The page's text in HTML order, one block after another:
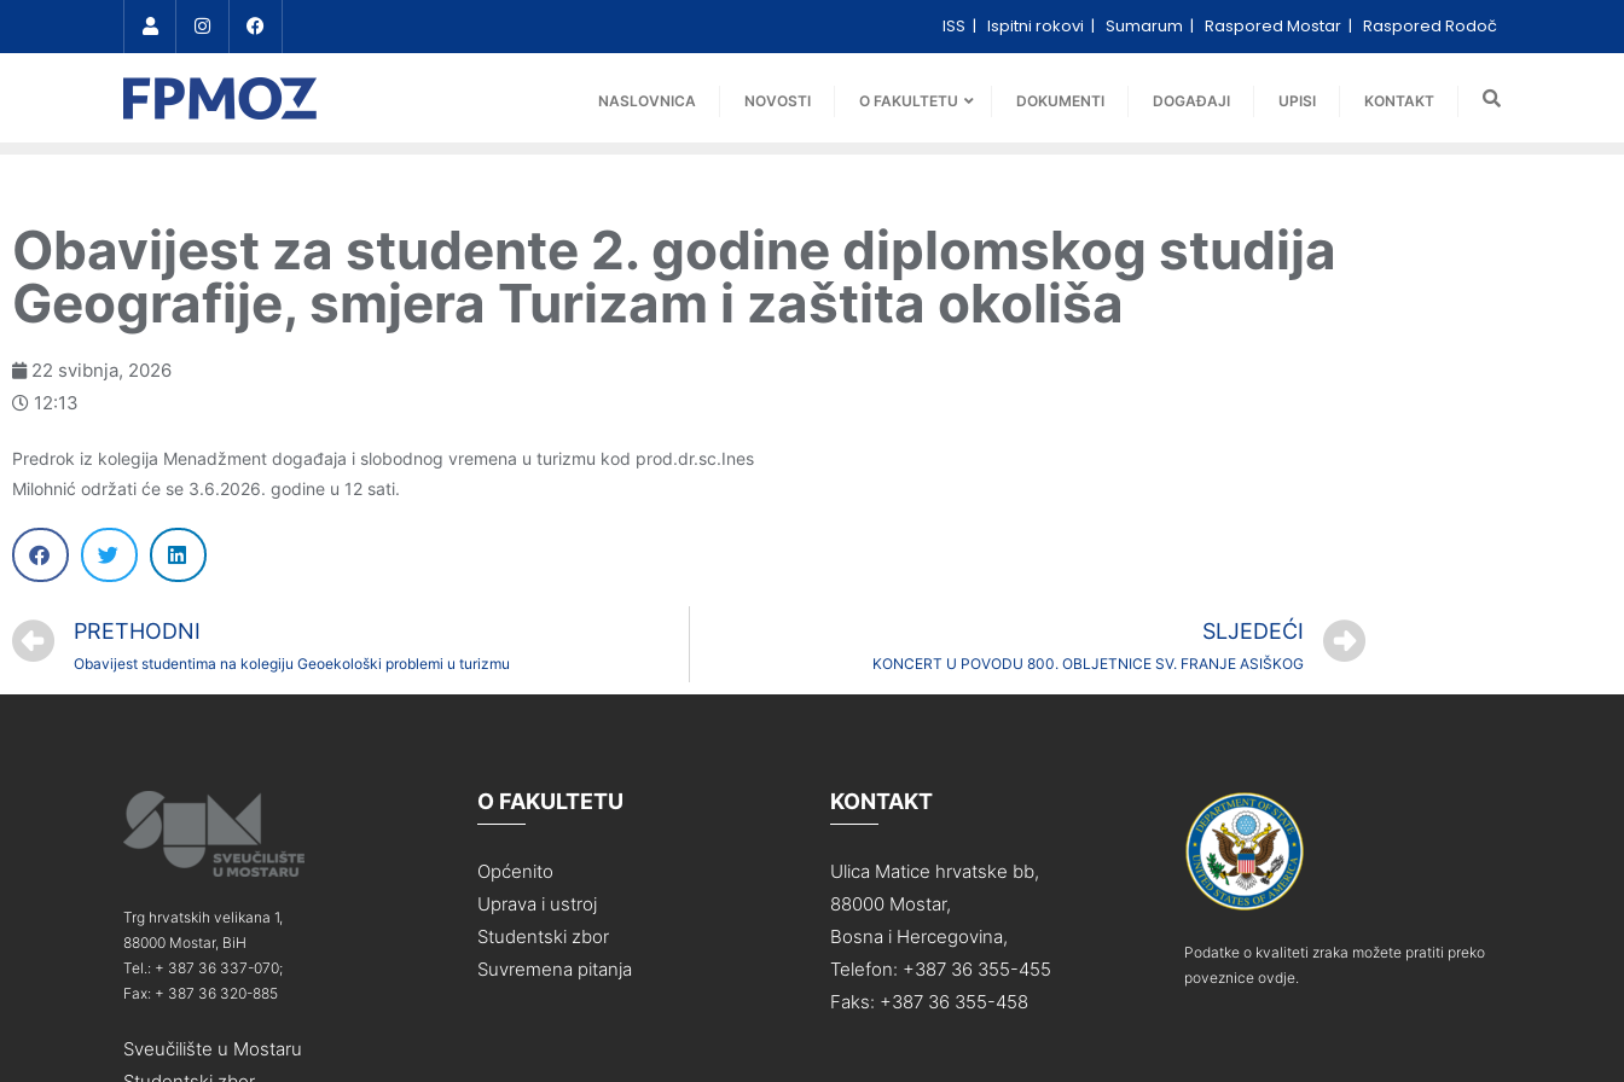
ISS Ispitni rokovi Sumarum Raspored Mostar Raspored Rodoč
NASLOVNICA NOVOSTI O FAKULTETU DOKUMENTI DOGAĐAJI UPISI KONTAKT
Obavijest za studente 2. godine diplomskog studija
Geografije, smjera Turizam i zaštita okoliša
22 svibnja, 2026
12:13
Predrok iz kolegija Menadžment događaja i slobodnog vremena u turizmu kod prod.dr.sc.Ines
Milohnić održati će se 3.6.2026. godine u 12 sati.
PRETHODNI
Obavijest studentima na kolegiju Geoekološki problemi u turizmu
SLJEDEĆI
KONCERT U POVODU 800. OBLJETNICE SV. FRANJE ASIŠKOG
Trg hrvatskih velikana 1,
88000 Mostar, BiH
Tel.: + 387 36 337-070;
Fax: + 387 36 320-885
Sveučilište u Mostaru
O FAKULTETU
Općenito
Uprava i ustroj
Studentski zbor
Suvremena pitanja
KONTAKT
Ulica Matice hrvatske bb,
88000 Mostar,
Bosna i Hercegovina,
Telefon: +387 36 355-455
Faks: +387 36 355-458
Podatke o kvaliteti zraka možete pratiti preko
poveznice ovdje.